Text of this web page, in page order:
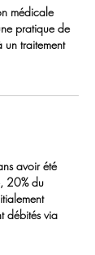
médicale
pratique de
un traitement
avoir été
20% du
débités via